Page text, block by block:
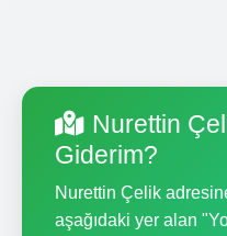
Nurettin
Giderim?
Nurettin Çelik
aşağıdaki yer alan